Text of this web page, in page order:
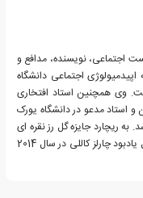
1943) اپیدمیولوژیست اجتماعی، نویسنده، مدافع و
اجتماعی دانشگاه
بازنشسته شده است. وی همچنین استاد افتخاری
و استاد مدعو در دانشگاه یورک
شد. به ریچارد جایزه گل رز نقره ای
سالیدار در سال 2013 به دلیل پیروی از برابری و مدال یادبود چارلز کاللی در سال 2014